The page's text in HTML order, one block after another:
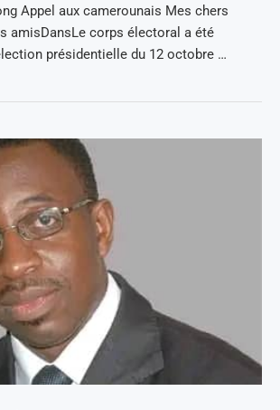
Appel aux camerounais Mes chers
amisDansLe corps électoral a été
présidentielle du 12 octobre …